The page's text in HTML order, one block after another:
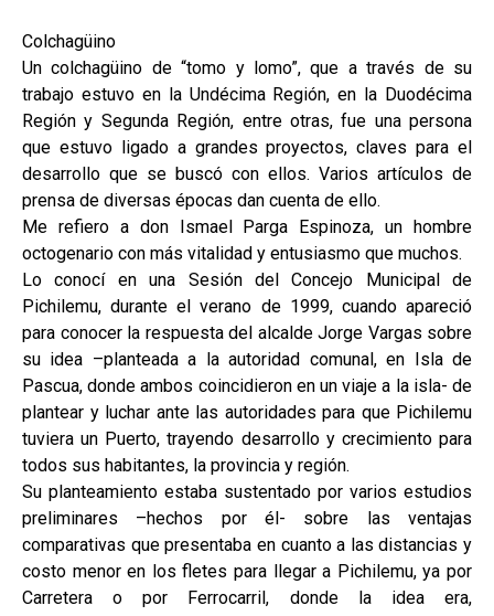
Colchagüino
Un colchagüino de “tomo y lomo”, que a través de su
trabajo estuvo en la Undécima Región, en la Duodécima
Región y Segunda Región, entre otras, fue una persona
que estuvo ligado a grandes proyectos, claves para el
desarrollo que se buscó con ellos. Varios artículos de
prensa de diversas épocas dan cuenta de ello.
Me refiero a don Ismael Parga Espinoza, un hombre
octogenario con más vitalidad y entusiasmo que muchos.
Lo conocí en una Sesión del Concejo Municipal de
Pichilemu, durante el verano de 1999, cuando apareció
para conocer la respuesta del alcalde Jorge Vargas sobre
su idea –planteada a la autoridad comunal, en Isla de
Pascua, donde ambos coincidieron en un viaje a la isla- de
plantear y luchar ante las autoridades para que Pichilemu
tuviera un Puerto, trayendo desarrollo y crecimiento para
todos sus habitantes, la provincia y región.
Su planteamiento estaba sustentado por varios estudios
preliminares –hechos por él- sobre las ventajas
comparativas que presentaba en cuanto a las distancias y
costo menor en los fletes para llegar a Pichilemu, ya por
Carretera o por Ferrocarril, donde la idea era,